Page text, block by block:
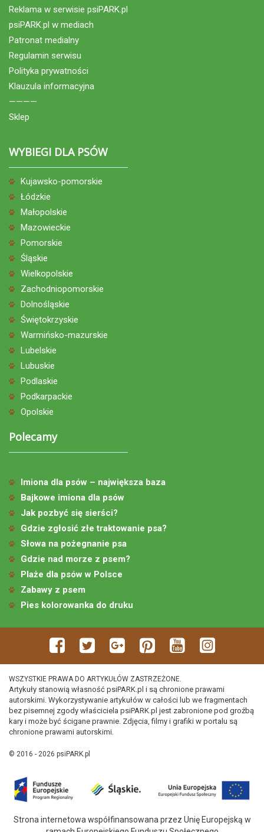
Reklama w serwisie psiPARK.pl
psiPARK.pl w mediach
Patronat medialny
Regulamin serwisu
Polityka prywatności
Klauzula informacyjna
————
Sklep
WYBIEGI DLA PSÓW
Kujawsko-pomorskie
Łódzkie
Małopolskie
Mazowieckie
Pomorskie
Śląskie
Wielkopolskie
Zachodniopomorskie
Dolnośląskie
Świętokrzyskie
Warmińsko-mazurskie
Lubelskie
Lubuskie
Podlaskie
Podkarpackie
Opolskie
Polecamy
Imiona dla psów – największa baza
Bajkowe imiona dla psów
Jak pozbyć się sierści?
Gdzie zgłosić złe traktowanie psa?
Słowa na pożegnanie psa
Gdzie nad morze z psem?
Plaże dla psów w Polsce
Zabawy z psem
Pies kolorowanka do druku
WSZYSTKIE PRAWA DO ARTYKUŁÓW ZASTRZEŻONE.
Artykuły stanowią własność psiPARK.pl i są chronione prawami
autorskimi. Wykorzystywanie artykułów w całości lub we fragmentach
bez pisemnej zgody właściciela psiPARK.pl jest zabronione pod groźbą
kary i może być ścigane prawnie. Zdjęcia, filmy i grafiki w portalu są
chronione prawami autorskimi.
© 2016 - 2026 psiPARK.pl
Strona internetowa współfinansowana przez Unię Europejską w